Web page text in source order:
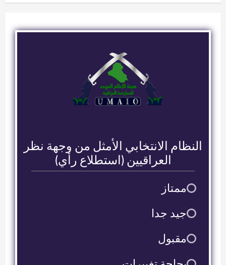
النظام الانتخابي الأمثل من وجهة نظر
العراقيين (استطلاع رأي)
ممتاز
9
جيد جدا
2
مقبول
2